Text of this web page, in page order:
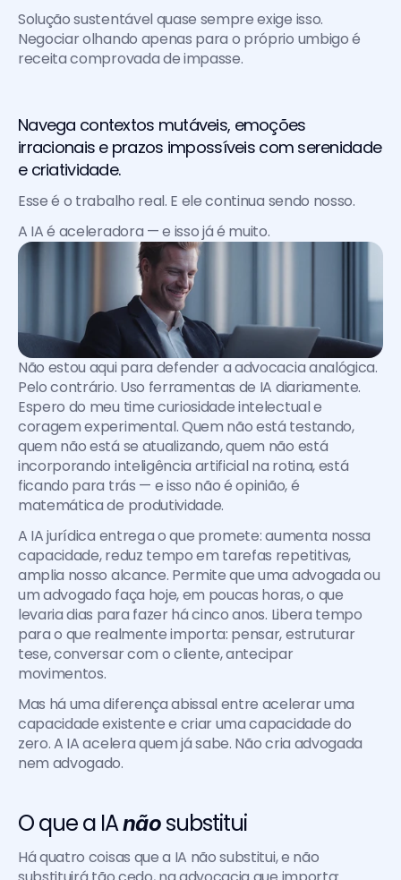
Solução sustentável quase sempre exige isso.
Negociar olhando apenas para o próprio umbigo é
receita comprovada de impasse.
Navega contextos mutáveis, emoções
irracionais e prazos impossíveis com serenidade
e criatividade.
Esse é o trabalho real. E ele continua sendo nosso.
A IA é aceleradora — e isso já é muito.
Não estou aqui para defender a advocacia analógica.
Pelo contrário. Uso ferramentas de IA diariamente.
Espero do meu time curiosidade intelectual e
coragem experimental. Quem não está testando,
quem não está se atualizando, quem não está
incorporando inteligência artificial na rotina, está
ficando para trás — e isso não é opinião, é
matemática de produtividade.
A IA jurídica entrega o que promete: aumenta nossa
capacidade, reduz tempo em tarefas repetitivas,
amplia nosso alcance. Permite que uma advogada ou
um advogado faça hoje, em poucas horas, o que
levaria dias para fazer há cinco anos. Libera tempo
para o que realmente importa: pensar, estruturar
tese, conversar com o cliente, antecipar
movimentos.
Mas há uma diferença abissal entre acelerar uma
capacidade existente e criar uma capacidade do
zero. A IA acelera quem já sabe. Não cria advogada
nem advogado.
O que a IA não substitui
Há quatro coisas que a IA não substitui, e não